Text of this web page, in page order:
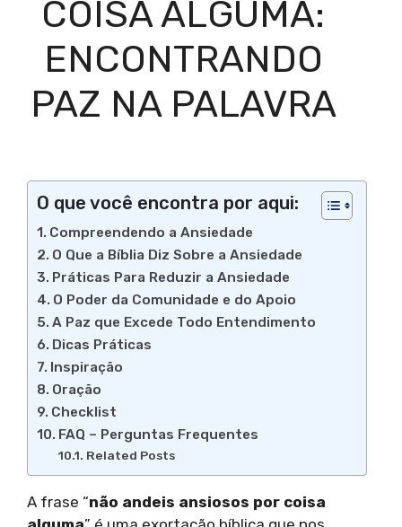
COISA ALGUMA:
ENCONTRANDO
PAZ NA PALAVRA
O que você encontra por aqui:
Compreendendo a Ansiedade
O Que a Bíblia Diz Sobre a Ansiedade
Práticas Para Reduzir a Ansiedade
O Poder da Comunidade e do Apoio
A Paz que Excede Todo Entendimento
Dicas Práticas
Inspiração
Oração
Checklist
FAQ – Perguntas Frequentes
Related Posts
A frase “não andeis ansiosos por coisa